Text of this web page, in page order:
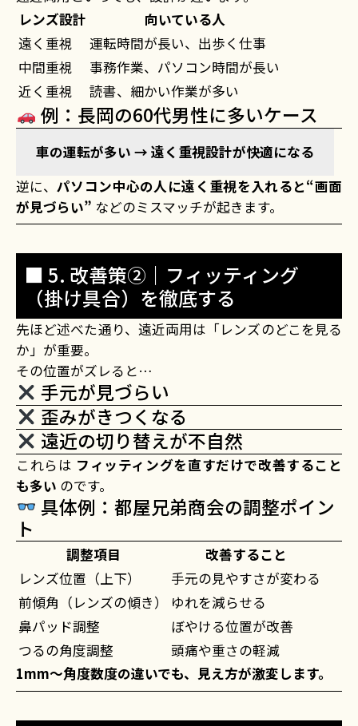
レンズ設計
向いている人
遠く重視
運転時間が長い、出歩く仕事
中間重視
事務作業、パソコン時間が長い
近く重視
読書、細かい作業が多い
例：長岡の60代男性に多いケース
車の運転が多い → 遠く重視設計が快適になる
逆に、パソコン中心の人に遠く重視を入れると“画面
が見づらい” などのミスマッチが起きます。
■ 5. 改善策②｜フィッティング
（掛け具合）を徹底する
先ほど述べた通り、遠近両用は「レンズのどこを見る
か」が重要。
その位置がズレると…
手元が見づらい
歪みがきつくなる
遠近の切り替えが不自然
これらは フィッティングを直すだけで改善すること
も多い のです。
具体例：都屋兄弟商会の調整ポイン
ト
調整項目
改善すること
レンズ位置（上下）
手元の見やすさが変わる
前傾角（レンズの傾き）
ゆれを減らせる
鼻パッド調整
ぼやける位置が改善
つるの角度調整
頭痛や重さの軽減
1mm〜角度数度の違いでも、見え方が激変します。